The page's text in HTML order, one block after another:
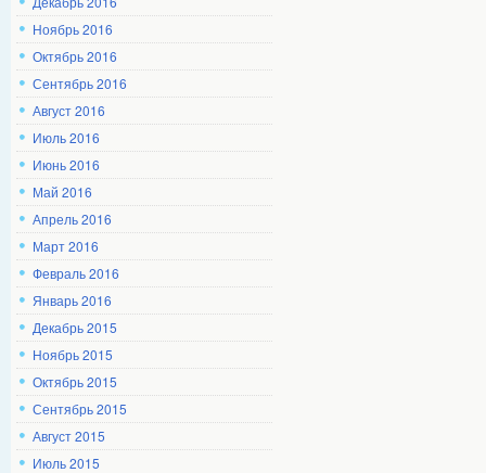
Ноябрь 2016
Октябрь 2016
Сентябрь 2016
Август 2016
Июль 2016
Июнь 2016
Май 2016
Апрель 2016
Март 2016
Февраль 2016
Январь 2016
Декабрь 2015
Ноябрь 2015
Октябрь 2015
Сентябрь 2015
Август 2015
Июль 2015